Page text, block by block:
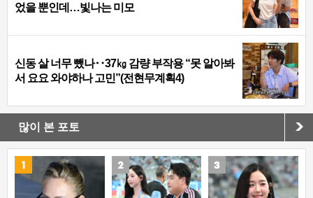
었을 뿐인데…빛나는 미모
신동 살 너무 뺐나‥37㎏ 감량 부작용 “못 알아봐
서 요요 와야하나 고민”(전현무계획4)
많이 본 포토